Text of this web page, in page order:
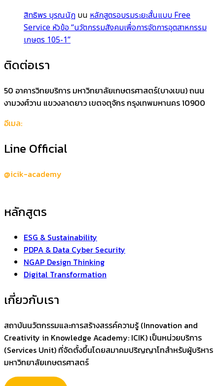
สิทธิพร บุรณนัฏ บน หลักสูตรอบรมระยะสั้นแบบ Free
Service หัวข้อ “นวัตกรรมสังคมเพื่อการจัดการอุตสาหกรรม
เกษตร 105-1”
ติดต่อเรา
50 อาคารวิทยบริการ มหาวิทยาลัยเกษตรศาสตร์(บางเขน) ถนน
งามวงศ์วาน แขวงลาดยาว เขตจตุจักร กรุงเทพมหานคร 10900
อีเมล:
Line Official
@icik-academy
หลักสูตร
ESG & Sustainability
PDPA & Data Cyber Security
NGAP Design Thinking
Digital Transformation
เกี่ยวกับเรา
สถาบันนวัตกรรมและการสร้างสรรค์ความรู้ (Innovation and
Creativity in Knowledge Academy: ICIK) เป็นหน่วยบริการ
(Services Unit) ที่จัดตั้งขึ้นโดยสมาคมปริญญาโทสำหรับผู้บริหาร
มหาวิทยาลัยเกษตรศาสตร์